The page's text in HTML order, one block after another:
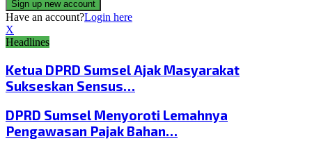
Have an account?Login here
X
Headlines
Ketua DPRD Sumsel Ajak Masyarakat
Sukseskan Sensus…
DPRD Sumsel Menyoroti Lemahnya
Pengawasan Pajak Bahan…